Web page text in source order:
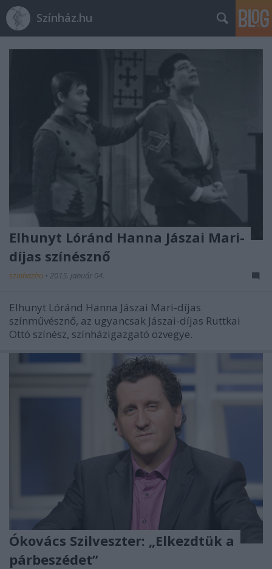
Színház.hu
Elhunyt Lóránd Hanna Jászai Mari-
díjas színésznő
szinhazhu • 2015. január 04.
Elhunyt Lóránd Hanna Jászai Mari-díjas
színművésznő, az ugyancsak Jászai-díjas Ruttkai
Ottó színész, színházigazgató özvegye.
Ókovács Szilveszter: „Elkezdtük a
párbeszédet”